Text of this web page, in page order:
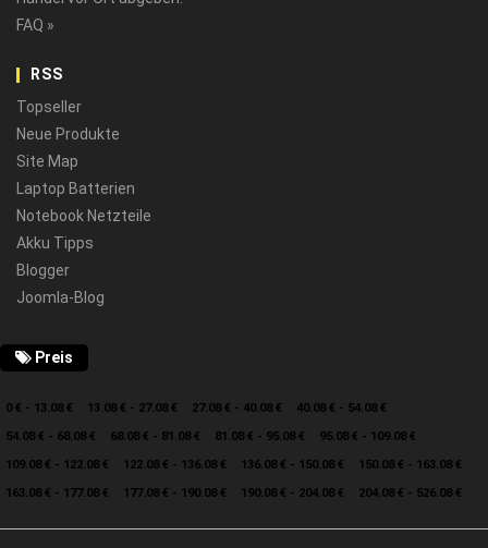
FAQ »
RSS
Topseller
Neue Produkte
Site Map
Laptop Batterien
Notebook Netzteile
Akku Tipps
Blogger
Joomla-Blog
Preis
0 € - 13.08 € 13.08 € - 27.08 € 27.08 € - 40.08 €
40.08 € - 54.08 €
54.08 € - 68.08 €
68.08 € - 81.08 € 81.08 € - 95.08 €
95.08 € - 109.08 €
109.08 € - 122.08 €
122.08 € - 136.08 € 136.08 € - 150.08 €
150.08 € - 163.08 €
163.08 € - 177.08 €
177.08 € - 190.08 € 190.08 € - 204.08 € 204.08 € - 526.08 €